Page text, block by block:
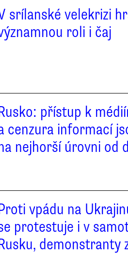
srílanské velekrizi
roli i čaj
přístup k
cenzura informací
nejhorší úrovni od
vpádu na
protestuje i v
demonstranty